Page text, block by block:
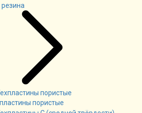
пористые